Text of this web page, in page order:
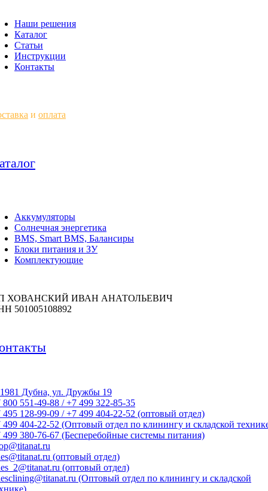
Наши решения
Каталог
Статьи
Инструкции
Контакты
и оплата
Аккумуляторы
Солнечная энергетика
BMS, Smart BMS, Балансиры
Блоки питания и ЗУ
Комплектующие
ХОВАНСКИЙ ИВАН АНАТОЛЬЕВИЧ
501005108892
Дубна, ул. Дружбы 19
800 551-49-88 / +7 499 322-85-35
495 128-99-09 / +7 499 404-22-52 (оптовый отдел)
499 404-22-52 (Оптовый отдел по клинингу и складской
499 380-76-67 (Бесперебойные системы питания)
(оптовый отдел)
(оптовый отдел)
(Оптовый отдел по клинингу и складской